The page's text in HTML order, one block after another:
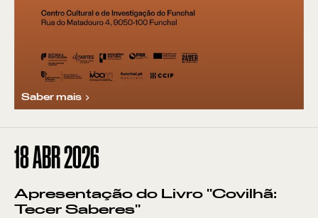
Saber mais
18ABR 2026
Apresentação do Livro "Covilhã:
Tecer Saberes"